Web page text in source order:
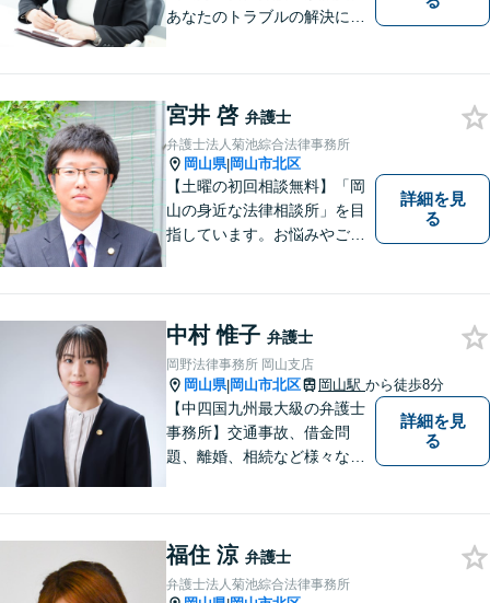
あなたのトラブルの解決に向
宮井 啓 弁護士
弁護士法人菊池綜合法律事務所
岡山県|岡山市北区
【土曜の初回相談無料】「岡
山の身近な法律相談所」を目
指しています。お悩みやご不
でも構いません。お気軽にご
相談ください。【土曜日も受
付可能】【専用駐車場あり】
詳細を見
る
中村 惟子 弁護士
岡野法律事務所 岡山支店
岡山県|岡山市北区 岡山駅 から徒歩8分
【中四国九州最大級の弁護士
事務所】交通事故、借金問
題、離婚、相続など様々な問
い！
詳細を見
る
福住 涼 弁護士
弁護士法人菊池綜合法律事務所